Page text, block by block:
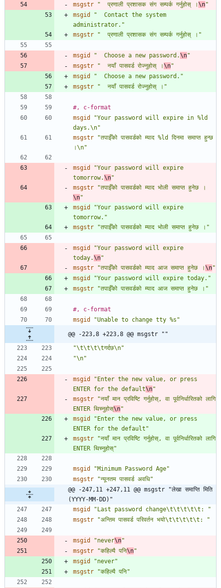
msgstr
"  प्रणाली प्रशासक संग सम्पर्क गर्नुहोस् ।\n"
msgid
"  Contact the system
administrator."
msgstr
"  प्रणाली प्रशासक संग सम्पर्क गर्नुहोस् ।"
msgid "  Choose a new password.\n"
msgstr
"  नयाँ पासवर्ड रोज्नुहोस् ।\n"
msgid
"  Choose a new password."
msgstr
"  नयाँ पासवर्ड रोज्नुहोस् ।"
#, c-format
msgid
"Your password will expire in %ld
days.\n"
msgstr
"तपाईँको पासवर्डको म्याद %ld दिनमा समाप्त हुन्छ
।\n"
msgid
"Your password will expire
tomorrow.\n"
msgstr
"तपाईँको पासवर्डको म्याद भोली समाप्त हुनेछ ।
\n"
msgid
"Your password will expire
tomorrow."
msgstr
"तपाईँको पासवर्डको म्याद भोली समाप्त हुनेछ ।"
msgid
"Your password will expire
today.\n"
msgstr
"तपाईँको पासवर्डको म्याद आज समाप्त हुनेछ ।\n"
msgid
"Your password will expire today."
msgstr
"तपाईँको पासवर्डको म्याद आज समाप्त हुनेछ ।"
#, c-format
msgid
"Unable to change tty %s"
@@ -223,8 +223,8 @@ msgstr ""
"\t\t\t\tगर्दछ\n"
"\n"
msgid
"Enter the new value, or press
ENTER for the default\n"
msgstr
"नयाँ मान प्रविष्टि गर्नुहोस्, वा पूर्वनिर्धारितको लागि
ENTER थिच्नुहोस्\n"
msgid
"Enter the new value, or press
ENTER for the default"
msgstr
"नयाँ मान प्रविष्टि गर्नुहोस्, वा पूर्वनिर्धारितको लागि
ENTER थिच्नुहोस्"
msgid
"Minimum Password Age"
msgstr
"न्यूनतम पासवर्ड अवधि"
@@ -247,11 +247,11 @@ msgstr "लेखा समाप्ति मिति
(YYYY-MM-DD)"
msgid
"Last password change\t\t\t\t\t: "
msgstr
"अन्तिम पासवर्ड परिवर्तन भयो\t\t\t\t\t: "
msgid "never\n"
msgstr
"कहिल्यै पनि\n"
msgid
"never"
msgstr
"कहिल्यै पनि"